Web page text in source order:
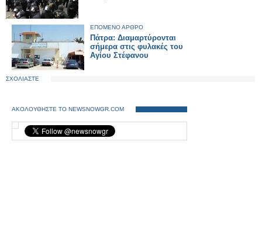
ΕΠΟΜΕΝΟ ΑΡΘΡΟ
Πάτρα: Διαμαρτύρονται
σήμερα στις φυλακές του
Aγίου Στέφανου
ΣΧΟΛΙΑΣΤΕ
ΑΚΟΛΟΥΘΗΣΤΕ ΤΟ NEWSNOWGR.COM